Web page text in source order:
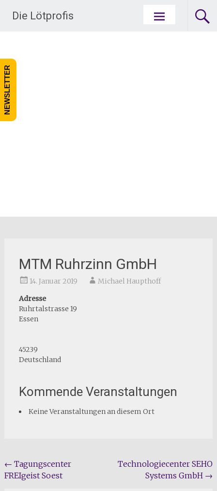
Die Lötprofis
MTM Ruhrzinn GmbH
14. Januar 2019
Michael Haupthoff
Adresse
Ruhrtalstrasse 19
Essen
45239
Deutschland
Kommende Veranstaltungen
Keine Veranstaltungen an diesem Ort
Beitragsnavigation
← Tagungscenter
FREIgeist Soest
Technologiecenter SEHO
Systems GmbH →
NEWSLETTER